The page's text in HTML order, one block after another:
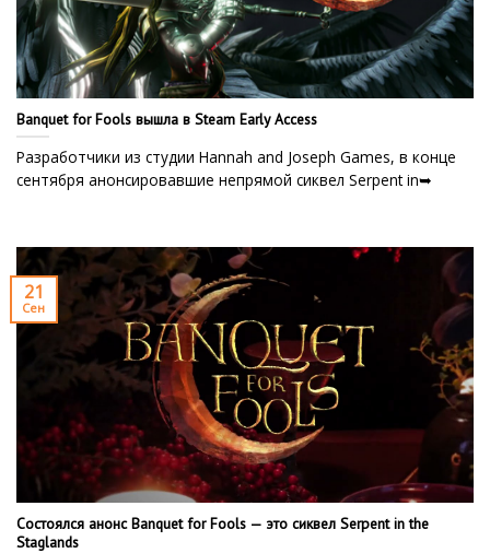
Banquet for Fools вышла в Steam Early Access
Разработчики из студии Hannah and Joseph Games, в конце
сентября анонсировавшие непрямой сиквел Serpent in➥
Состоялся анонс Banquet for Fools — это сиквел Serpent in the
Staglands
21
Сен